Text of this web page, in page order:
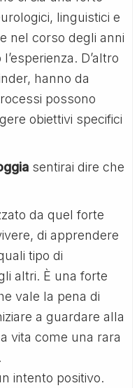
linguistici e
nel corso degli anni
D’altro
hanno da
possono
obiettivi specifici
sentirai dire che
da quel forte
di apprendere
tipo di
altri. È una forte
vale la pena di
a guardare alla
vita come una rara
intento positivo.